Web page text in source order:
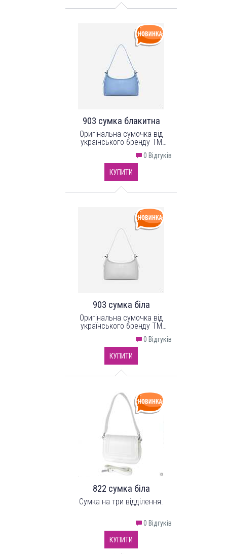
903 сумка блакитна
Оригінальна сумочка від
українського бренду ТМ
шкірозамінника.0 Відгуків
КУПИТИ
903 сумка біла
Оригінальна сумочка від
українського бренду ТМ
шкірозамінника.0 Відгуків
КУПИТИ
822 сумка біла
Сумка на три відділення.
0 Відгуків
КУПИТИ